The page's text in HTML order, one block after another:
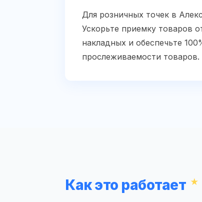
Для розничных точек в
Ускорьте приемку товаров
накладных и обеспечьте
прослеживаемости товаров.
Как это работает